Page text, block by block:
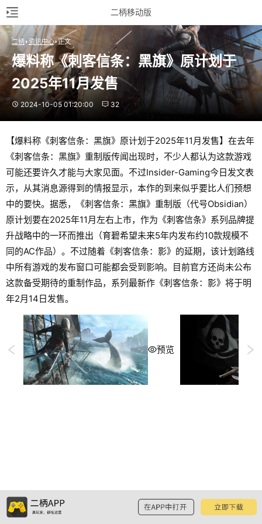
二柄移动版
二柄 资讯中心 正文
爆料称《刺客信条：黑旗》原计划于
2025年11月发售
2024-10-05 01:20:00 32
【爆料称《刺客信条：黑旗》原计划于2025年11月发售】在去年
《刺客信条：黑旗》重制版传闻出现时，不少人都认为这款游戏
可能还要许久才能与大家见面。不过Insider-Gaming今日发文表
示，从其消息源得到的情报显示，本作的到来似乎要比人们预想
中的要快。据悉，《刺客信条：黑旗》重制版（代号Obsidian）
原计划要在2025年11月左右上市，作为《刺客信条》系列品牌提
升战略中的一环而推出（育碧希望未来5年内发布约10款规模不
同的AC作品）。不过随着《刺客信条：影》的延期，该计划路线
中所有游戏的发布窗口可能都会受到影响。目前官方还尚未公布
这款备受期待的重制作品，系列最新作《刺客信条：影》将于明
年2月14日发售。
预览